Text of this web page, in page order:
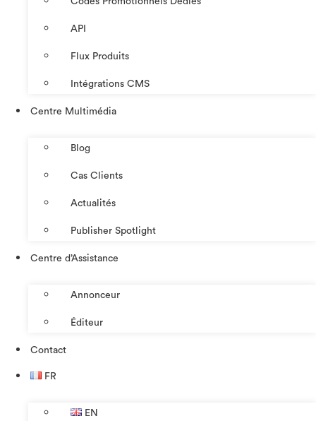
API
Flux Produits
Intégrations CMS
Centre Multimédia
Blog
Cas Clients
Actualités
Publisher Spotlight
Centre d’Assistance
Annonceur
Éditeur
Contact
FR
EN